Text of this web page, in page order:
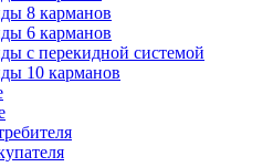
8 карманов
6 карманов
с перекидной системой
10 карманов